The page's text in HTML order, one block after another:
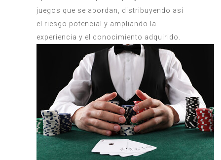
juegos que se abordan, distribuyendo así
el riesgo potencial y ampliando la
experiencia y el conocimiento adquirido.